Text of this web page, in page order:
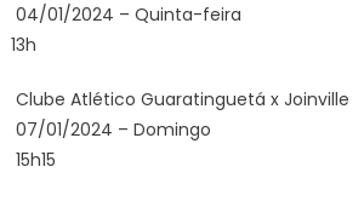
04/01/2024 – Quinta-feira
13h
Clube Atlético Guaratinguetá x Joinville
07/01/2024 – Domingo
15h15